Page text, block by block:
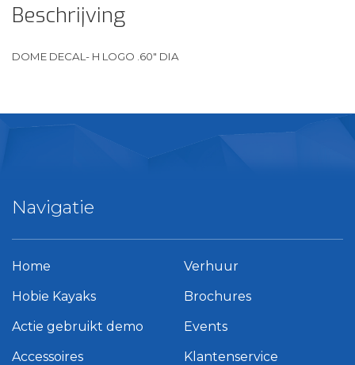
Beschrijving
DOME DECAL- H LOGO .60″ DIA
Navigatie
Home
Hobie Kayaks
Actie gebruikt demo
Accessoires
Verhuur
Brochures
Events
Klantenservice